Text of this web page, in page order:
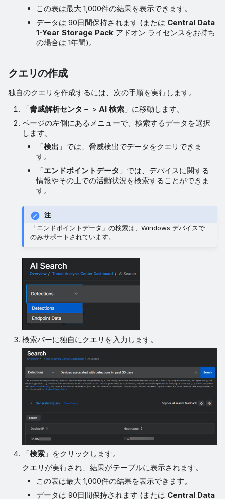
この表は最大 1,000件の結果を表示できます。
データは 90日間保持されます (または Central Data
1-Year Storage Pack アドオン ライセンスをお持ち
の場合は 1年間)。
クエリの作成
独自のクエリを作成するには、次の手順を実行します。
「脅威解析センタ－ >AI 検索 」に移動します。
ページの左側にあるメニューで、検索するデータを選択
します。
「検出 」では、脅威検出でデータをクエリできま
す。
「エンドポイントデータ 」では、デバイスに関する
情報やその上での活動状況を検索することができま
す。
注
「エンドポイントデータ」の検索は、Windows デバイスで
のみサポートされています。
検索バーに独自にクエリを入力します。
「検索 」をクリックします。
クエリが実行され、結果がテーブルに表示されます。
この表は最大 1,000件の結果を表示できます。
データは 90日間保持されます (または Central Data